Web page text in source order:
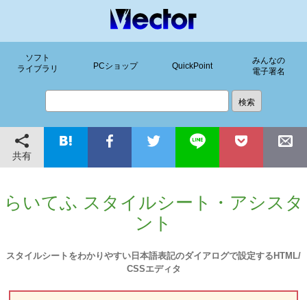
ソフト
ライブラリ
PCショップ QuickPoint
みんなの
電子署名
共有
らいてふ スタイルシート・アシスタ
ント
スタイルシートをわかりやすい日本語表記のダイアログで設定するHTML/
CSSエディタ